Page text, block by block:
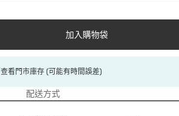
加入購物袋
查看門市庫存 (可能有時間誤差)
配送方式